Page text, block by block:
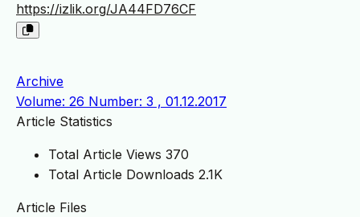
https://izlik.org/JA44FD76CF
Archive
Volume: 26 Number: 3 , 01.12.2017
Article Statistics
Total Article Views 370
Total Article Downloads 2.1K
Article Files